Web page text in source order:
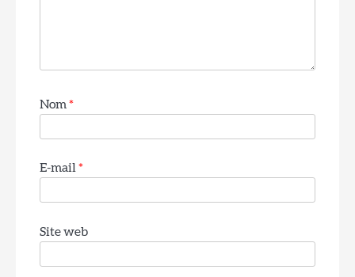
Nom*
E-mail*
Site web